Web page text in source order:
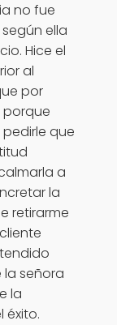
no fue
ella
Hice el
al
por
que
a
la
retirarme
señora
la
éxito.